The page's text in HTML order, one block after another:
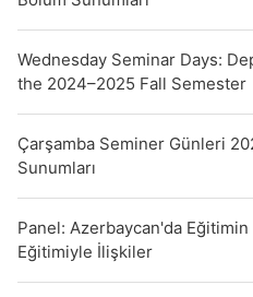
Wednesday Seminar Days:
the 2024–2025 Fall Semester
Çarşamba Seminer Günleri
Sunumları
Panel: Azerbaycan'da
Eğitimiyle İlişkiler